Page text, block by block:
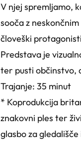
V njej spremljamo,
sooča z
človeški
Predstava je
ter pusti občinstvo,
Trajanje: 35 minut
* Koprodukcija
znakovni ples ter
glasbo za